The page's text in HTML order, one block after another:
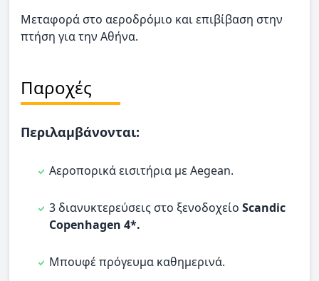
Μεταφορά στο αεροδρόμιο και επιβίβαση στην
πτήση για την Αθήνα.
Παροχές
Περιλαμβάνονται:
Αεροπορικά εισιτήρια με Aegean.
3 διανυκτερεύσεις στο ξενοδοχείο Scandic
Copenhagen 4*.
Μπουφέ πρόγευμα καθημερινά.